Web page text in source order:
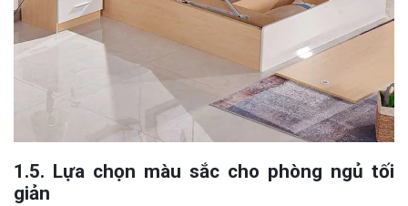
1.5. Lựa chọn màu sắc cho phòng ngủ tối
giản